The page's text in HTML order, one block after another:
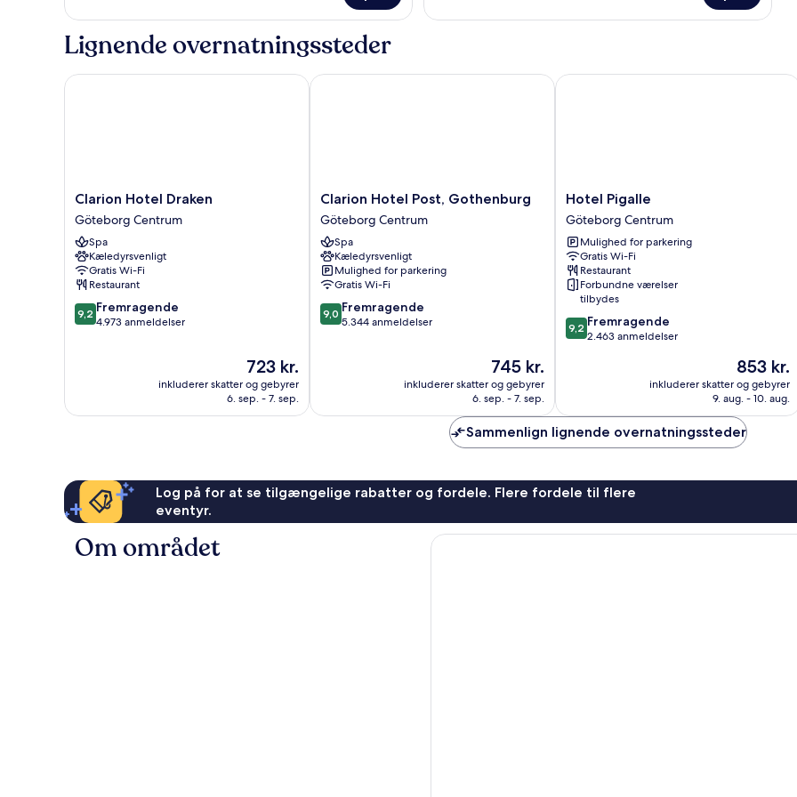
værelse
værelse
Lignende overnatningssteder
Clarion
Hotel
Draken
Göteborg
Centrum
Clarion Hotel Draken
Göteborg Centrum
Spa
Kæledyrsvenligt
Gratis Wi-Fi
Restaurant
9.2
ud
9,2 Fremragende
4.973 anmeldelser
Prisen
er
723 kr.
723 kr.
inkluderer skatter og gebyrer
6. sep. - 7. sep.
Clarion Hotel Draken
Clarion
Hotel
Post,
Gothenburg
Göteborg
Centrum
Clarion Hotel Post, Gothenburg
Göteborg Centrum
Spa
Kæledyrsvenligt
Mulighed for parkering
Gratis Wi-Fi
9.0
ud
9,0 Fremragende
5.344 anmeldelser
Prisen
er
745 kr.
745 kr.
inkluderer skatter og gebyrer
6. sep. - 7. sep.
Clarion Hotel Post, Gothenburg
Hotel
Pigalle
Göteborg
Centrum
Hotel Pigalle
Göteborg Centrum
Mulighed for parkering
Gratis Wi-Fi
Restaurant
Forbundne værelser
tilbydes
9.2
ud
anmeldelser
9,2 Fremragende
2.463 anmeldelser
Prisen
er
853 kr.
853 kr.
inkluderer skatter og gebyrer
9. aug. - 10. aug.
Hotel Pigalle
Sammenlign lignende overnatningssteder
Log på for at se tilgængelige rabatter og fordele. Flere fordele til flere
eventyr.
Om området